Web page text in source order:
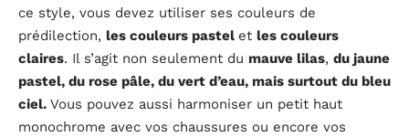
ce style, vous devez utiliser ses couleurs de
prédilection, les couleurs pastel et les couleurs
claires. Il s’agit non seulement du mauve lilas, du jaune
pastel, du rose pâle, du vert d’eau, mais surtout du bleu
ciel. Vous pouvez aussi harmoniser un petit haut
monochrome avec vos chaussures ou encore vos